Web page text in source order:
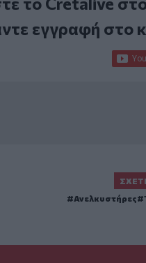
εγγραφή στο
Ανελκυστήρες